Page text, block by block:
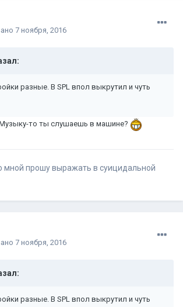
7 ноября, 2016
разные. В SPL впол выкрутил и чуть
то ты слушаешь в машине?
мной прошу выражать в суицидальной
7 ноября, 2016
разные. В SPL впол выкрутил и чуть